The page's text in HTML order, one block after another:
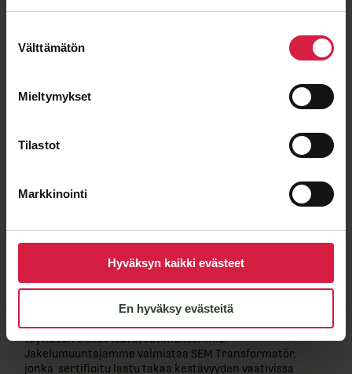
valinta
Välttämätön
Mieltymykset
Tilastot
Markkinointi
Hyväksyn kaikki evästeet
En hyväksy evästeitä
BTB-​laatu ja joustavat
valmistuskumppanit
täyttävän tiukat laatuvaatimuksemme.
Jakelumuuntajamme valmistaa SEM Transformatör,
jonka sertifioitu laatu takaa kestävyyden vaativissa